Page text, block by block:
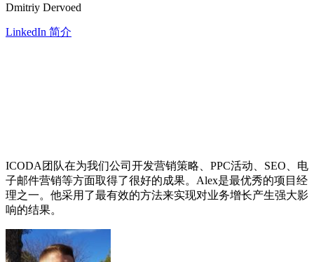
Dmitriy Dervoed
LinkedIn 简介
ICODA团队在为我们公司开发营销策略、PPC活动、SEO、电
子邮件营销等方面取得了很好的成果。Alex是最优秀的项目经
理之一。他采用了最有效的方法来实现对业务增长产生强大影
响的结果。